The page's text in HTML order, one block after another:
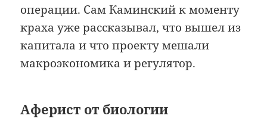
операции. Сам Каминский к моменту
краха уже рассказывал, что вышел из
капитала и что проекту мешали
макроэкономика и регулятор.
Аферист от биологии